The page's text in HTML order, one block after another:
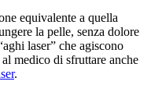
equivalente a quella
la pelle, senza dolore
laser” che agiscono
medico di sfruttare anche
.